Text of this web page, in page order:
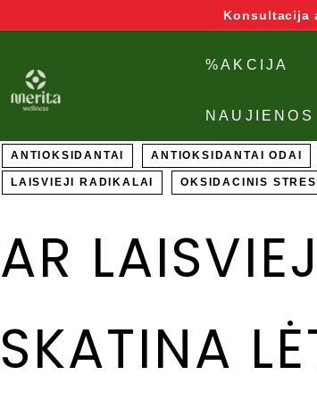
Konsultacija
e
r
i
a
W
e
l
%AKCIJA
NAUJIENOS
ANTIOKSIDANTAI ANTIOKSIDANTAI ODAI
LAISVIEJI RADIKALAI OKSIDACINIS
AR
SKATINA